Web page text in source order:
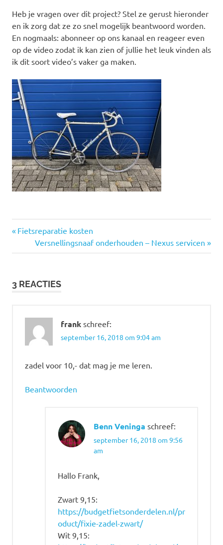
Heb je vragen over dit project? Stel ze gerust hieronder
en ik zorg dat ze zo snel mogelijk beantwoord worden.
En nogmaals: abonneer op ons kanaal en reageer even
op de video zodat ik kan zien of jullie het leuk vinden als
ik dit soort video’s vaker ga maken.
Bericht
navigatie
Vorige
bericht:
Fietsreparatie kosten
Volgende
bericht:
Versnellingsnaaf onderhouden – Nexus servicen
3 REACTIES
frank schreef:
september 16, 2018 om 9:04 am
zadel voor 10,- dat mag je me leren.
Beantwoorden
Benn Veninga schreef:
september 16, 2018 om 9:56
am
Hallo Frank,
Zwart 9,15:
https://budgetfietsonderdelen.nl/pr
oduct/fixie-zadel-zwart/
Wit 9,15: